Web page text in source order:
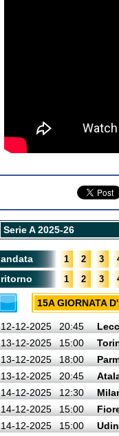
Serie A 2025-26
andata 1 2 3
ritorno 1 2 3
15A GIORNATA
12-12-2025 20:45
13-12-2025
15:00
13-12-2025
18:00
13-12-2025
20:45
14-12-2025
12:30
14-12-2025
15:00
14-12-2025
15:00